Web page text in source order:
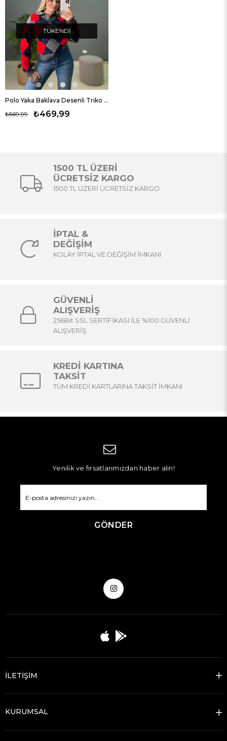
TÜKENDI
Polo Yaka Baklava Desenli Triko Kazak
₺469,99
₺569,99
1500 TL ÜZERİ
ÜCRETSİZ KARGO
1500 TL ÜZERİ ÜCRETSİZ KARGO
İPTAL &
DEĞİŞİM
KOLAY İPTAL VE DEĞİŞİM İMKANI
GÜVENLİ
ALIŞVERİŞ
256Bit SSL SERTİFİKASI İLE %100 GÜVENLİ
ALIŞVERİŞ
KREDİ KARTINA
TAKSİT
TÜM KREDİ KARTLARINA TAKSİT İMKANI
Yenilik ve fırsatlarımızdan haber alın!
GÖNDER
İLETİŞİM
KURUMSAL